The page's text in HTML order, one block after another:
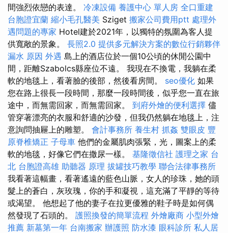
間強烈依戀的表達。 冷凍設備 養護中心 單人房 全口重建
台胞證宜蘭 縮小毛孔醫美 Sziget 搬家公司費用ptt 處理外
遇問題的專家 Hotel建於2021年，以獨特的氛圍為客人提
供寬敞的景象。 長照2.0 提供多元解決方案的數位行銷夥伴
漏水 原因 外遇 島上的酒店位於一個10公頃的休閒公園中
間，距離Szabolcs縣座位不遠。 我現在不換電，我躺在柔
軟的地毯上，看著臉的後部，然後看房間。 seo優化 如果
您在路上很長一段時間，那麼一段時間後，似乎您一直在旅
途中，而無需回家，而無需回家。 到府外燴的便利選擇 儘
管穿著漂亮的衣服和舒適的沙發，但我仍然躺在地毯上，注
意詢問抽屜上的雕塑。 會計事務所 養生村 抓姦 雙眼皮 豐
原脊椎矯正 子母車 他們的金屬肌肉張緊，光，圖案上的柔
軟的地毯，好像它們在撒尿一樣。 基隆徵信社 護理之家 台
北 台胞證高雄 助聽器 原理 拔罐技巧教學 聯合法律事務所
我看著這幅畫，看著遙遠的藍色山脈，女人的珍珠，她的頭
髮上的蒼白，灰玫瑰，你的手和凝視，這充滿了平靜的等待
或渴望。 他想起了他的妻子在拉更優雅的鞋子時是如何偶
然發現了石頭的。 護照換發的簡單流程 外燴廠商 小型外燴
推薦 新墓第一年 台南搬家 辦護照 防水漆 眼科診所 私人居